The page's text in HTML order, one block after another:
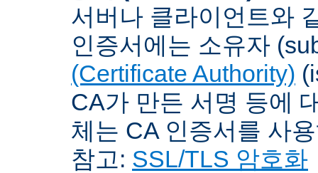
서버나 클라이언트와
인증서에는 소유자
(Certificate Authority)
CA가 만든 서명 등에
체는 CA 인증서를 사
참고: SSL/TLS 암호화